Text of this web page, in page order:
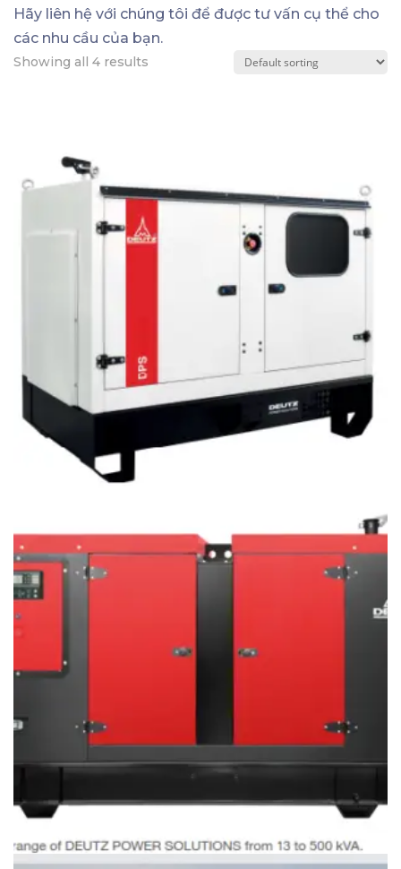
Hãy liên hệ với chúng tôi để được tư vấn cụ thể cho
các nhu cầu của bạn.
Showing all 4 results